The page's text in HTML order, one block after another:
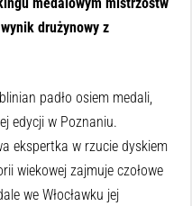
drużynowy z
padło osiem medali,
edycji w Poznaniu.
ekspertka w rzucie dyskiem
wiekowej zajmuje czołowe
we Włocławku jej